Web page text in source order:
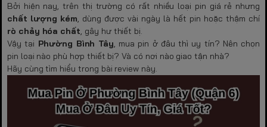
Bởi hiện nay, trên thị trường có rất nhiều loại pin giá rẻ nhưng
chất lượng kém, dùng được vài ngày là hết pin hoặc thậm chí
rò chảy hóa chất, gây hư thiết bị.
Vậy tại Phường Bình Tây, mua pin ở đâu thì uy tín? Nên chọn
pin loại nào phù hợp thiết bị? Và có nơi nào giao tận nhà?
Hãy cùng tìm hiểu trong bài review này.